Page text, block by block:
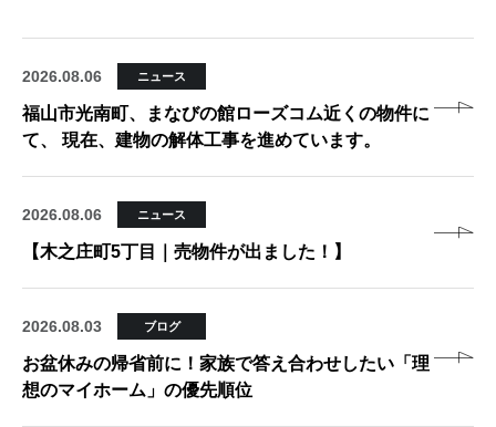
2026.08.06 ニュース
福山市光南町、まなびの館ローズコム近くの物件に
て、 現在、建物の解体工事を進めています。
2026.08.06 ニュース
【木之庄町5丁目｜売物件が出ました！】
2026.08.03 ブログ
お盆休みの帰省前に！家族で答え合わせしたい「理
想のマイホーム」の優先順位